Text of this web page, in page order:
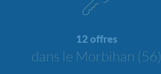
12 offres
dans le Morbihan (56)